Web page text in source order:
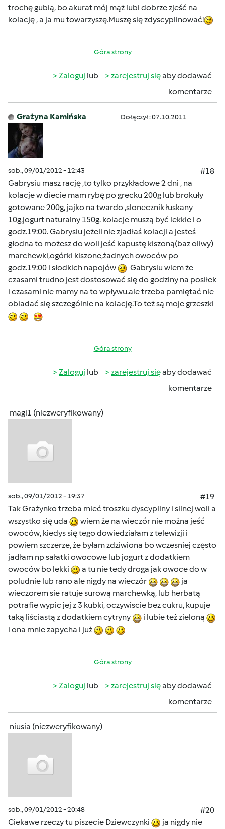
trochę gubią, bo akurat mój mąż lubi dobrze zjeść na
kolację , a ja mu towarzyszę.Muszę się zdyscyplinować!
Góra strony
Zaloguj lub zarejestruj sięaby dodawać
komentarze
Grażyna Kamińska Dołączył : 07.10.2011
sob., 09/01/2012 - 12:43
#18
Gabrysiu masz rację ,to tylko przykładowe 2 dni , na
kolacje w diecie mam rybę po grecku 200g lub brokuły
gotowane 200g, jajko na twardo ,slonecznik łuskany
10g,jogurt naturalny 150g. kolacje muszą być lekkie i o
godz.19:00. Gabrysiu jeżeli nie zjadłaś kolacji a jesteś
głodna to możesz do woli jeść kapustę kiszoną(baz oliwy)
marchewki,ogórki kiszone,żadnych owoców po
godz.19:00 i słodkich napojów
Gabrysiu wiem że
czasami trudno jest dostosować się do godziny na posiłek
i czasami nie mamy na to wpływu.ale trzeba pamiętać nie
obiadać się szczególnie na kolację.To też są moje grzeszki
Góra strony
Zaloguj lub zarejestruj sięaby dodawać
komentarze
magi1 (niezweryfikowany)
sob., 09/01/2012 - 19:37
#19
Tak Grażynko trzeba mieć troszku dyscypliny i silnej woli a
wszystko się uda
wiem że na wieczór nie można jeść
owoców, kiedys się tego dowiedziałam z telewizji i
powiem szczerze, że byłam zdziwiona bo wczesniej często
jadłam np sałatki owocowe lub jogurt z dodatkiem
owoców bo lekki
a tu nie tedy droga jak owoce do w
poludnie lub rano ale nigdy na wieczór
ja
wieczorem sie ratuje surową marchewką, lub herbatą
potrafie wypic jej z 3 kubki, oczywiscie bez cukru, kupuje
taką liściastą z dodatkiem cytryny
i lubie też zieloną
i ona mnie zapycha i już
Góra strony
Zaloguj lub zarejestruj sięaby dodawać
komentarze
niusia (niezweryfikowany)
sob., 09/01/2012 - 20:48
#20
Ciekawe rzeczy tu piszecie Dziewczynki
ja nigdy nie